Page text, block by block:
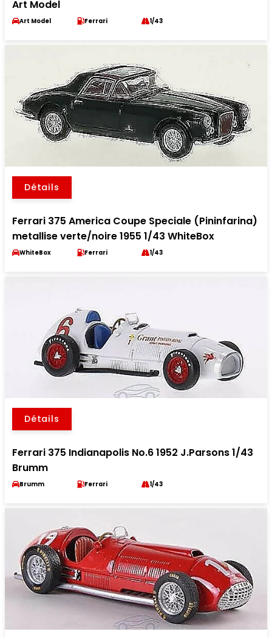
Art Model
Art Model Ferrari 1/43
Détails
Ferrari 375 America Coupe Speciale (Pininfarina)
metallise verte/noire 1955 1/43 WhiteBox
WhiteBox Ferrari 1/43
Détails
Ferrari 375 Indianapolis No.6 1952 J.Parsons 1/43
Brumm
Brumm Ferrari 1/43